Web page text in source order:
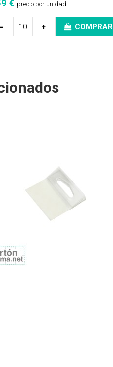
€ precio por unidad
+ COMPRAR